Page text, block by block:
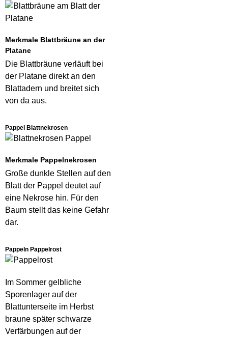
Merkmale Blattbräune an der
Platane
Die Blattbräune verläuft bei
der Platane direkt an den
Blattadern und breitet sich
von da aus.
Pappel Blattnekrosen
Merkmale Pappelnekrosen
Große dunkle Stellen auf den
Blatt der Pappel deutet auf
eine Nekrose hin. Für den
Baum stellt das keine Gefahr
dar.
Pappeln Pappelrost
Im Sommer gelbliche
Sporenlager auf der
Blattunterseite im Herbst
braune später schwarze
Verfärbungen auf der